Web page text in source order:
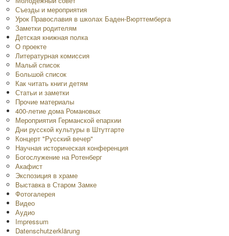
Съезды и мероприятия
Урок Православия в школах Баден-Вюрттемберга
Заметки родителям
Детская книжная полка
O проекте
Литературная комиссия
Малый список
Большой список
Как читать книги детям
Статьи и заметки
Прочие материалы
400-летие дома Романовых
Мероприятия Германской епархии
Дни русской культуры в Штутгарте
Концерт "Русский вечер"
Научная историческая конференция
Богослужение на Ротенберг
Акафист
Экспозиция в храме
Выставка в Старом Замке
Фотогалерея
Видео
Аудио
Impressum
Datenschutzerklärung